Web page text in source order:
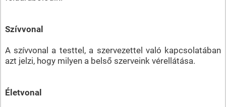
Szívvonal
A szívvonal a testtel, a szervezettel való kapcsolatában
azt jelzi, hogy milyen a belső szerveink vérellátása.
Életvonal